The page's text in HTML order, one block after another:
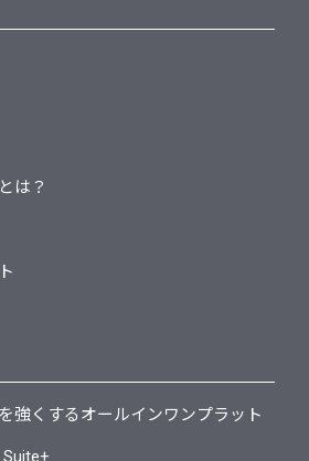
は？
強くするオールインワンプラット